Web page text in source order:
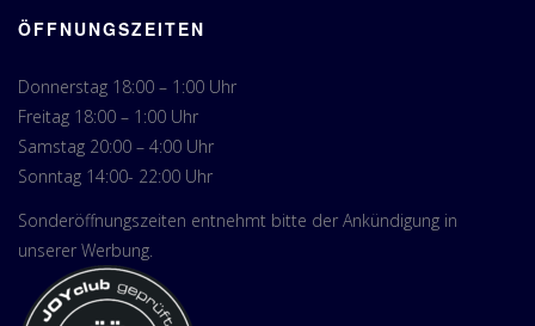
ÖFFNUNGSZEITEN
Donnerstag 18:00 – 1:00 Uhr
Freitag 18:00 – 1:00 Uhr
Samstag 20:00 – 4:00 Uhr
Sonntag 14:00- 22:00 Uhr
Sonderöffnungszeiten entnehmt bitte der Ankündigung in
unserer Werbung.